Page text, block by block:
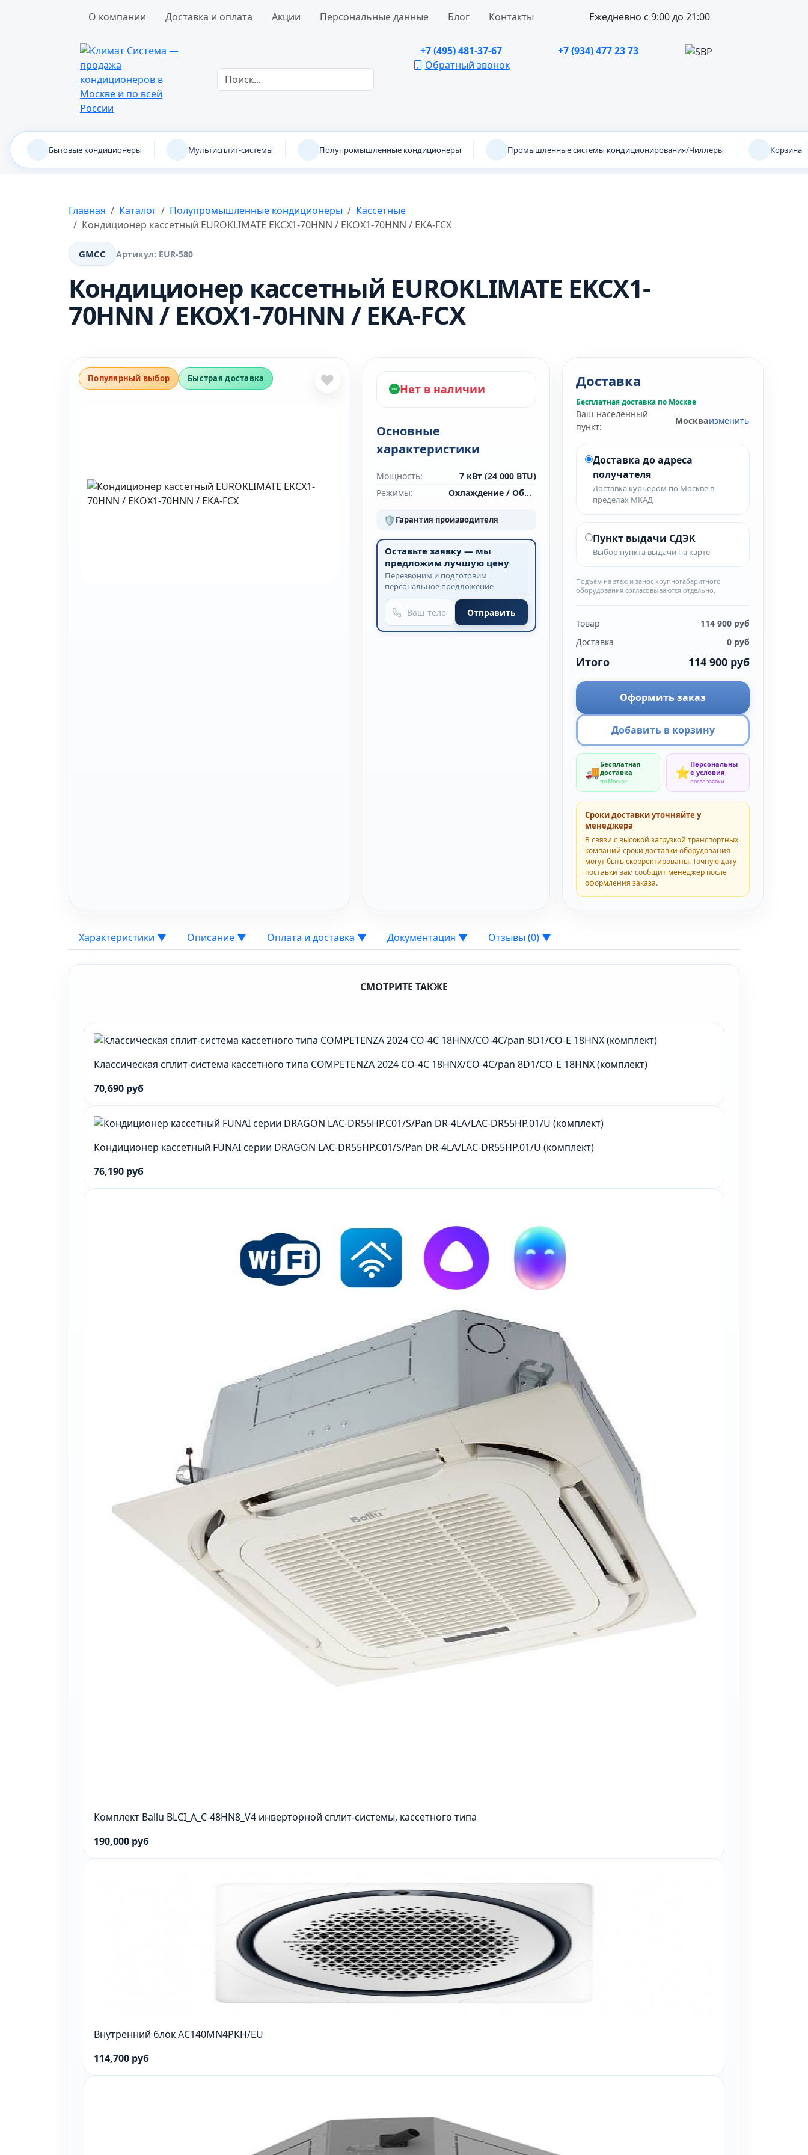
О компании Доставка и оплата Акции Персональные данные Блог Контакты Ежедневно с 9:00 до 21:00
+7 (495) 481-37-67
Обратный звонок
+7 (934) 477 23 73
Бытовые кондиционеры Мультисплит-системы Полупромышленные кондиционеры Промышленные системы кондиционирования/Чиллеры Корзина
Главная Каталог Полупромышленные кондиционеры
Кассетные
Кондиционер кассетный EUROKLIMATE EKCX1-70HNN / EKOX1-70HNN / EKA-FCX
GMCC Артикул: EUR-580
Кондиционер кассетный EUROKLIMATE EKCX1-
70HNN / EKOX1-70HNN / EKA-FCX
Популярный выбор Быстрая доставка ❤ Нет в наличии
Основные
характеристики
Мощность:
7 кВт (24 000 BTU)
Режимы:
Охлаждение / Обогрев
🛡Гарантия производителя
Оставьте заявку — мы
предложим лучшую цену
Перезвоним и подготовим
персональное предложение
Отправить
Доставка
Бесплатная доставка по Москве
Ваш населённый
пункт:
Москваизменить
Доставка до адреса
получателя
Доставка курьером по Москве в
пределах МКАД
Пункт выдачи СДЭК
Выбор пункта выдачи на карте
Подъём на этаж и занос крупногабаритного
оборудования согласовываются отдельно.
Товар 114 900руб
Доставка
0руб
Итого 114 900руб
Оформить заказ
Добавить в корзину
🚚
Бесплатная
доставка
по Москве
⭐
Персональны
е условия
после заявки
Сроки доставки уточняйте у
менеджера
В связи с высокой загрузкой транспортных
компаний сроки доставки оборудования
могут быть скорректированы. Точную дату
поставки вам сообщит менеджер после
оформления заказа.
Характеристики ▼ Описание ▼ Оплата и доставка ▼ Документация ▼ Отзывы (0) ▼
СМОТРИТЕ ТАКЖЕ
Классическая сплит-система кассетного типа COMPETENZA 2024 CO-4C 18HNX/CO-4C/pan 8D1/CO-E 18HNX (комплект)
70,690 руб
Кондиционер кассетный FUNAI серии DRAGON LAC-DR55HP.C01/S/Pan DR-4LA/LAC-DR55HP.01/U (комплект)
76,190 руб
Комплект Ballu BLCI_A_C-48HN8_V4 инверторной сплит-системы, кассетного типа
190,000 руб
Внутренний блок AC140MN4PKH/EU
114,700 руб